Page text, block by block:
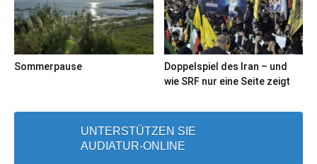
Sommerpause
Doppelspiel des Iran – und
wie SRF nur eine Seite zeigt
UNTERSTÜTZEN SIE
AUDIATUR-ONLINE